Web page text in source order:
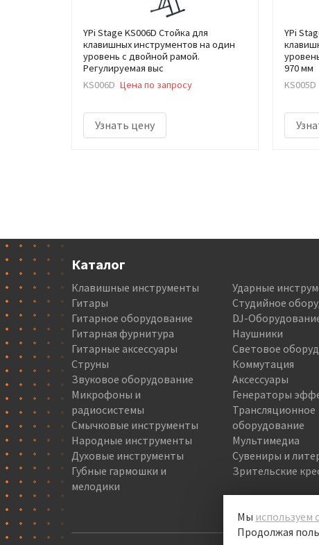
YPi Stage KS006D Стойка для
клавишных инструментов на один
уровень с двойной рамой.
Регулируемая выс
KS006D Цена по запросу
Узнать цену
YPi
970 мм
KS005D
Каталог
Клавишные инструменты
Гитары
Гитарное оборудование
Гитарная фурнитура
Гитарные аксессуары
Струны
Звуковое оборудование
Микрофоны и
радиосистемы
Смычковые инструменты
Народные инструменты
Духовые инструменты
Губные гармошки и
мелодики
Ударные
Студийное
DJ-
Наушники
Световое
Коммутация
Аксессуары
Генераторы
Трансляционное
оборудование
Мультимедиа
Сувениры и
Зрительские
Мы используем
Продолжая